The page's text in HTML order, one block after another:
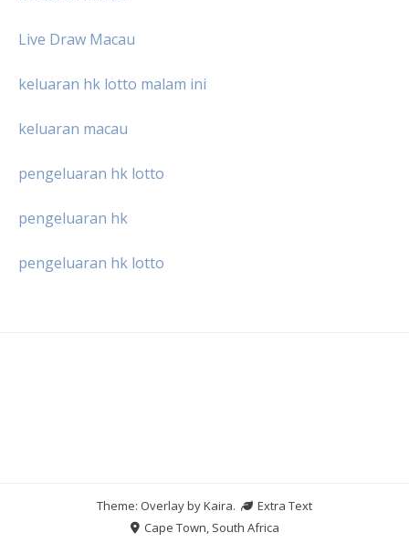
Live Draw Macau
keluaran hk lotto malam ini
keluaran macau
pengeluaran hk lotto
pengeluaran hk
pengeluaran hk lotto
Theme: Overlay byKaira.
Extra Text
Cape Town, South Africa